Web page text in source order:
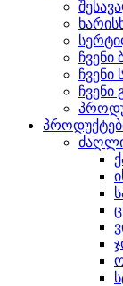
ჩვენი
ჩვენი
ჩვენი